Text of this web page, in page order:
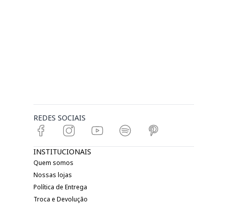
REDES SOCIAIS
INSTITUCIONAIS
Quem somos
Nossas lojas
Política de Entrega
Troca e Devolução